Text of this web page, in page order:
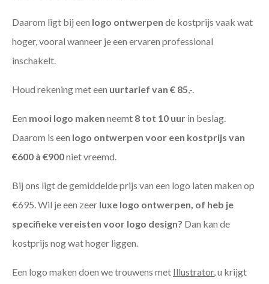
Daarom ligt bij een logo ontwerpen de kostprijs vaak wat
hoger, vooral wanneer je een ervaren professional
inschakelt.
Houd rekening met een uurtarief van € 85,-.
Een mooi logo maken neemt 8 tot 10 uur in beslag.
Daarom is een logo ontwerpen voor een kostprijs van
€600 à €900niet vreemd.
Bij ons ligt de gemiddelde prijs van een logo laten maken op
€695. Wil je een zeer luxe logo ontwerpen, of heb je
specifieke vereisten voor logo design? Dan kan de
kostprijs nog wat hoger liggen.
Een logo maken doen we trouwens met Illustrator, u krijgt